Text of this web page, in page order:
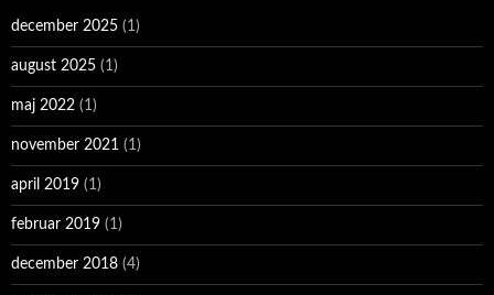
december 2025 (1)
august 2025 (1)
maj 2022 (1)
november 2021 (1)
april 2019 (1)
februar 2019 (1)
december 2018 (4)